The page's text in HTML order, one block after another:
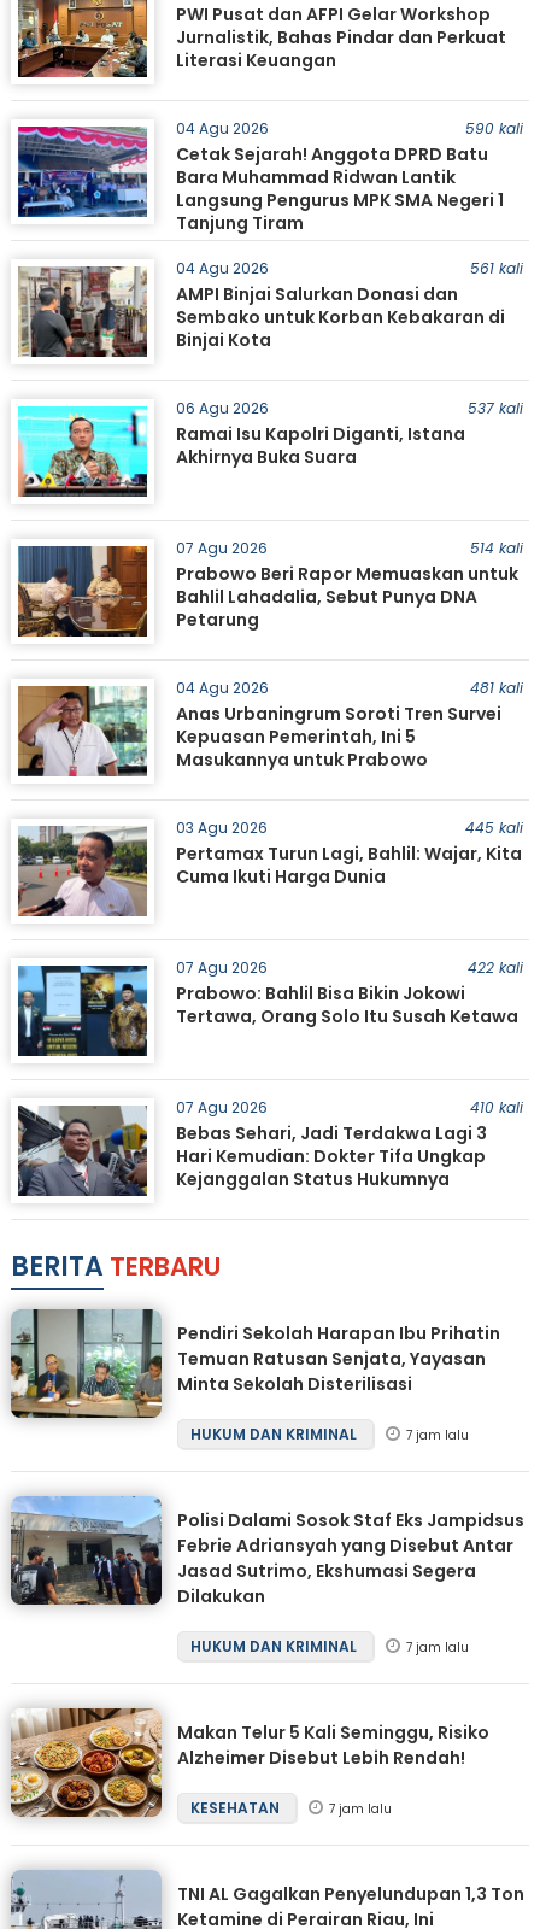
PWI Pusat dan AFPI Gelar Workshop
Jurnalistik, Bahas Pindar dan Perkuat
Literasi Keuangan
04 Agu 2026 590 kali
Cetak Sejarah! Anggota DPRD Batu
Bara Muhammad Ridwan Lantik
Langsung Pengurus MPK SMA Negeri 1
Tanjung Tiram
04 Agu 2026 561 kali
AMPI Binjai Salurkan Donasi dan
Sembako untuk Korban Kebakaran di
Binjai Kota
06 Agu 2026 537 kali
Ramai Isu Kapolri Diganti, Istana
Akhirnya Buka Suara
07 Agu 2026 514 kali
Prabowo Beri Rapor Memuaskan untuk
Bahlil Lahadalia, Sebut Punya DNA
Petarung
04 Agu 2026 481 kali
Anas Urbaningrum Soroti Tren Survei
Kepuasan Pemerintah, Ini 5
Masukannya untuk Prabowo
03 Agu 2026 445 kali
Pertamax Turun Lagi, Bahlil: Wajar, Kita
Cuma Ikuti Harga Dunia
07 Agu 2026 422 kali
Prabowo: Bahlil Bisa Bikin Jokowi
Tertawa, Orang Solo Itu Susah Ketawa
07 Agu 2026 410 kali
Bebas Sehari, Jadi Terdakwa Lagi 3
Hari Kemudian: Dokter Tifa Ungkap
Kejanggalan Status Hukumnya
BERITA TERBARU
Pendiri Sekolah Harapan Ibu Prihatin
Temuan Ratusan Senjata, Yayasan
Minta Sekolah Disterilisasi
HUKUM DAN KRIMINAL 7 jam lalu
Polisi Dalami Sosok Staf Eks Jampidsus
Febrie Adriansyah yang Disebut Antar
Jasad Sutrimo, Ekshumasi Segera
Dilakukan
HUKUM DAN KRIMINAL 7 jam lalu
Makan Telur 5 Kali Seminggu, Risiko
Alzheimer Disebut Lebih Rendah!
KESEHATAN 7 jam lalu
TNI AL Gagalkan Penyelundupan 1,3 Ton
Ketamine di Perairan Riau, Ini